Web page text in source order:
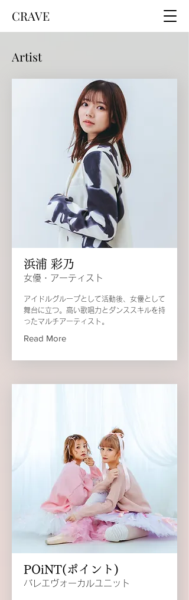
CRAVE
​​Artist
浜浦 彩乃
女優・アーティスト
アイドルグループとして活動後、女優として
舞台に立つ。高い歌唱力とダンススキルを持
ったマルチアーティスト。
Read More
POiNT(ポイント)
バレエヴォーカルユニット